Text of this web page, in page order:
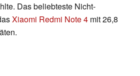
Das beliebteste Nicht-
Xiaomi Redmi Note 4 mit 26,8